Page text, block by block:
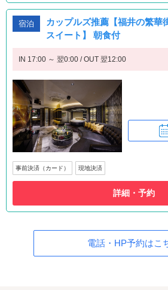
宿泊
カップルズ推薦【福井の繁華
スイート】 朝食付
IN 17:00 ～ 翌0:00 / OUT 翌12:00
事前決済（カード） 現地決済
詳細・予約
電話・HP予約はこ